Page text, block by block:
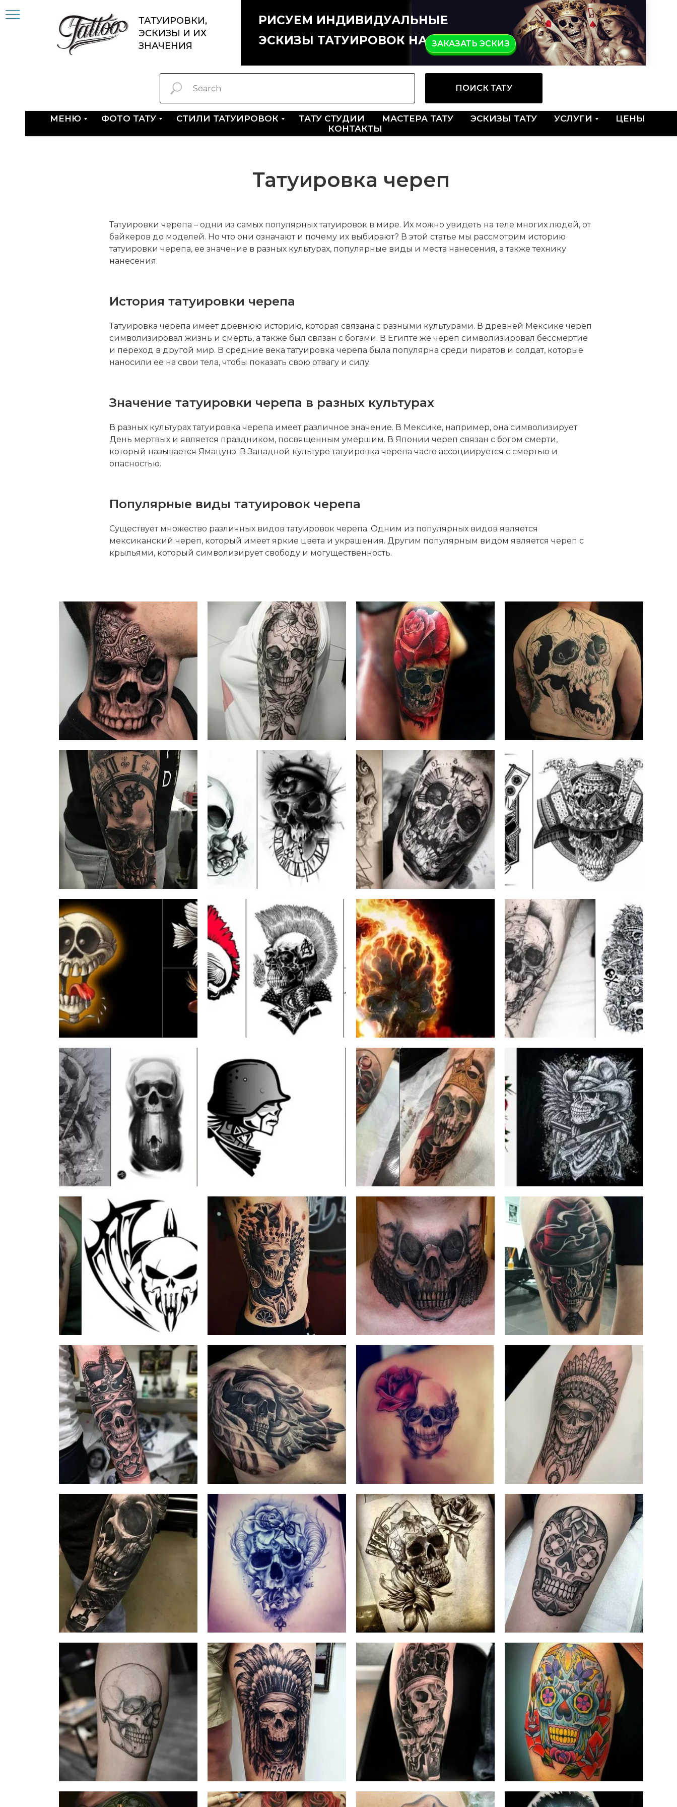
ТАТУИРОВКИ,
ЭСКИЗЫ И ИХ
ЗНАЧЕНИЯ
РИСУЕМ ИНДИВИДУАЛЬНЫЕ
ЭСКИЗЫ ТАТУИРОВОК НА ЗАКАЗ
ЗАКАЗАТЬ ЭСКИЗ
ПОИСК ТАТУ
МЕНЮ ФОТО ТАТУ СТИЛИ ТАТУИРОВОК ТАТУ СТУДИИ МАСТЕРА ТАТУ ЭСКИЗЫ ТАТУ УСЛУГИ
ЦЕНЫ
КОНТАКТЫ
Татуировка череп
Татуировки черепа – одни из самых популярных татуировок в мире. Их можно увидеть на теле многих людей, от
байкеров до моделей. Но что они означают и почему их выбирают? В этой статье мы рассмотрим историю
татуировки черепа, ее значение в разных культурах, популярные виды и места нанесения, а также технику
нанесения.
История татуировки черепа
Татуировка черепа имеет древнюю историю, которая связана с разными культурами. В древней Мексике череп
символизировал жизнь и смерть, а также был связан с богами. В Египте же череп символизировал бессмертие
и переход в другой мир. В средние века татуировка черепа была популярна среди пиратов и солдат, которые
наносили ее на свои тела, чтобы показать свою отвагу и силу.
Значение татуировки черепа в разных культурах
В разных культурах татуировка черепа имеет различное значение. В Мексике, например, она символизирует
День мертвых и является праздником, посвященным умершим. В Японии череп связан с богом смерти,
который называется Ямацунэ. В Западной культуре татуировка черепа часто ассоциируется с смертью и
опасностью.
Популярные виды татуировок черепа
Существует множество различных видов татуировок черепа. Одним из популярных видов является
мексиканский череп, который имеет яркие цвета и украшения. Другим популярным видом является череп с
крыльями, который символизирует свободу и могущественность.